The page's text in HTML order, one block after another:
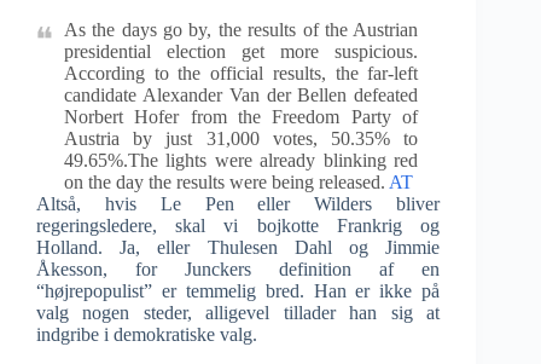
As the days go by, the results of the Austrian
presidential election get more suspicious.
According to the official results, the far-left
candidate Alexander Van der Bellen defeated
Norbert Hofer from the Freedom Party of
Austria by just 31,000 votes, 50.35% to
49.65%.The lights were already blinking red
on the day the results were being released. AT
Altså, hvis Le Pen eller Wilders bliver
regeringsledere, skal vi bojkotte Frankrig og
Holland. Ja, eller Thulesen Dahl og Jimmie
Åkesson, for Junckers definition af en
“højrepopulist” er temmelig bred. Han er ikke på
valg nogen steder, alligevel tillader han sig at
indgribe i demokratiske valg.